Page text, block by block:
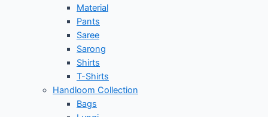
Material
Pants
Saree
Sarong
Shirts
T-Shirts
Handloom Collection
Bags